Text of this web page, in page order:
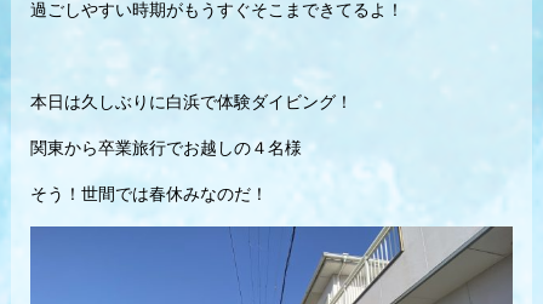
過ごしやすい時期がもうすぐそこまできてるよ！
本日は久しぶりに白浜で体験ダイビング！
関東から卒業旅行でお越しの４名様
そう！世間では春休みなのだ！